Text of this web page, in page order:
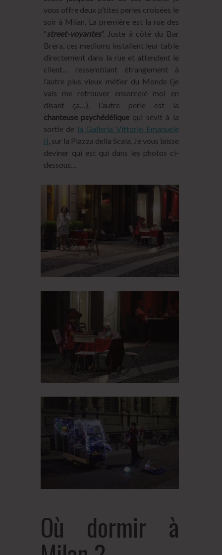
vous offre deux p’tites perles croisées le
soir à Milan. La première est la rue des
“street-voyantes”. Juste à côté du Bar
Brera, ces mediums installent leur table
directement dans la rue et attendent le
client… ressemblant étrangement à
l’autre plus vieux métier du Monde (je
vais me retrouver ensorcelé moi en
disant ça…). L’autre perle est la
chanteuse psychédéliquequi sévit à la
sortie de la Galleria Vittorio Emanuele
II , sur la Piazza della Scala. Je vous laisse
deviner qui est qui dans les photos ci-
dessous…
Où dormir à